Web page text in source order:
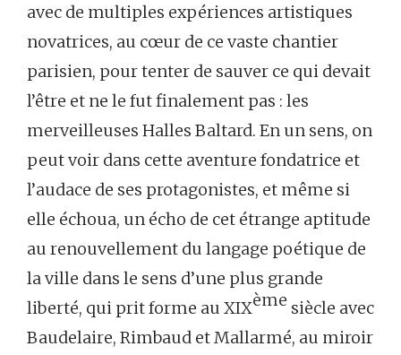
avec de multiples expériences artistiques
novatrices, au cœur de ce vaste chantier
parisien, pour tenter de sauver ce qui devait
l’être et ne le fut finalement pas : les
merveilleuses Halles Baltard. En un sens, on
peut voir dans cette aventure fondatrice et
l’audace de ses protagonistes, et même si
elle échoua, un écho de cet étrange aptitude
au renouvellement du langage poétique de
la ville dans le sens d’une plus grande
liberté, qui prit forme au XIXème siècle avec
Baudelaire, Rimbaud et Mallarmé, au miroir